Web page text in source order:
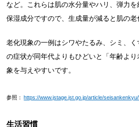
など。これらは肌の水分量やハリ、弾力
保湿成分ですので、生成量が減ると肌の老
老化現象の一例はシワやたるみ、シミ、
の症状が同年代よりもひどいと「年齢よ
象を与えやすいです。
参照： https://www.jstage.jst.go.jp/article/
生活習慣